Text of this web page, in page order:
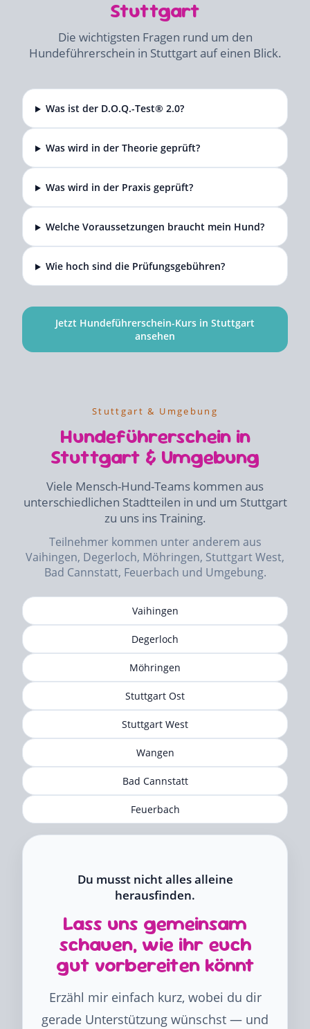
Stuttgart
Die wichtigsten Fragen rund um den
Hundeführerschein in Stuttgart auf einen Blick.
Was ist der D.O.Q.-Test® 2.0?
Was wird in der Theorie geprüft?
Was wird in der Praxis geprüft?
Welche Voraussetzungen braucht mein Hund?
Wie hoch sind die Prüfungsgebühren?
Jetzt Hundeführerschein-Kurs in Stuttgart
ansehen
Stuttgart & Umgebung
Hundeführerschein in
Stuttgart & Umgebung
Viele Mensch-Hund-Teams kommen aus
unterschiedlichen Stadtteilen in und um Stuttgart
zu uns ins Training.
Teilnehmer kommen unter anderem aus
Vaihingen, Degerloch, Möhringen, Stuttgart West,
Bad Cannstatt, Feuerbach und Umgebung.
Vaihingen
Degerloch
Möhringen
Stuttgart Ost
Stuttgart West
Wangen
Bad Cannstatt
Feuerbach
Du musst nicht alles alleine
herausfinden.
Lass uns gemeinsam
schauen, wie ihr euch
gut vorbereiten könnt
Erzähl mir einfach kurz, wobei du dir
gerade Unterstützung wünschst — und